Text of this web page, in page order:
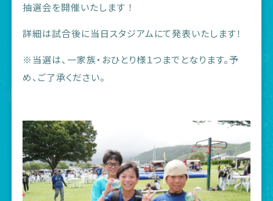
抽選会を開催いたします ！
詳細は試合後に当日スタジアムにて発表いたします！
※当選は、一家族・おひとり様１つまでとなります。予
め、ご了承ください。